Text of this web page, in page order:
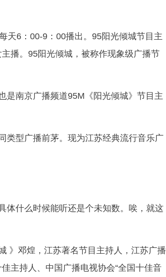
天6：00-9：00播出。95阳光倾城节目主
播。95阳光倾城，被称作现象级广播节
是南京广播频道95M《阳光倾城》节目主
类型广播前茅。现为江苏经典流行音乐广
体什么时候能听还是个未知数。唉，就这
》邓煌，江苏著名节目主持人，江苏广播
主持人、中国广播电视协会“全国十佳音